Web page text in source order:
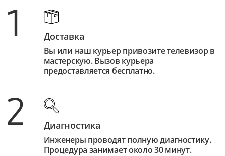
1 Доставка
Вы или наш курьер привозите телевизор в
мастерскую. Вызов курьера
предоставляется бесплатно.
2 Диагностика
Инженеры проводят полную диагностику.
Процедура занимает около 30 минут.